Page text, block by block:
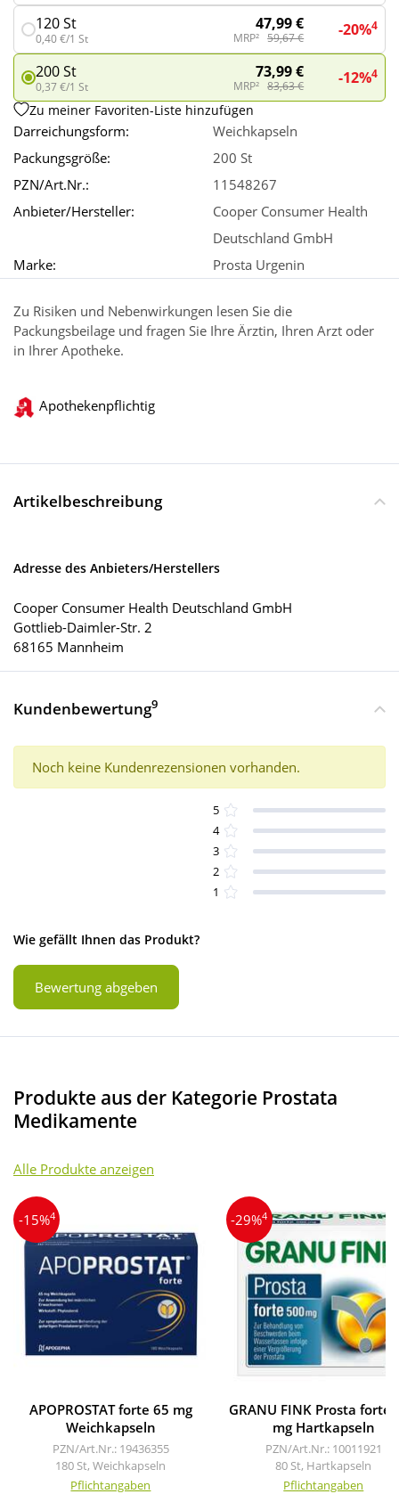
120 St
0,40 €/1 St
47,99 €
MRP² 59,67 € -20%4
200 St
0,37 €/1 St
73,99 €
MRP² 83,63 € -12%4
Zu meiner Favoriten-Liste hinzufügen
Darreichungsform:
Weichkapseln
Packungsgröße:
200 St
PZN/Art.Nr.:
11548267
Anbieter/Hersteller:
Cooper Consumer Health
Deutschland GmbH
Marke:
Prosta Urgenin
Zu Risiken und Nebenwirkungen lesen Sie die
Packungsbeilage und fragen Sie Ihre Ärztin, Ihren Arzt oder
in Ihrer Apotheke.
Apothekenpflichtig
Artikelbeschreibung
Adresse des Anbieters/Herstellers
Cooper Consumer Health Deutschland GmbH
Gottlieb-Daimler-Str. 2
68165 Mannheim
Kundenbewertung9
Noch keine Kundenrezensionen vorhanden.
5
4
3
2
1
Wie gefällt Ihnen das Produkt?
Bewertung abgeben
Produkte aus der Kategorie Prostata
Medikamente
Alle Produkte anzeigen
-15%4
APOPROSTAT forte 65 mg
Weichkapseln
PZN/Art.Nr.: 19436355
180 St, Weichkapseln
Pflichtangaben
-29%4
GRANU FINK Prosta forte
mg Hartkapseln
PZN/Art.Nr.: 10011921
80 St, Hartkapseln
Pflichtangaben